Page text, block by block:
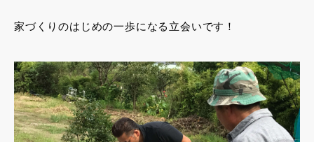
家づくりのはじめの一歩になる立会いです！